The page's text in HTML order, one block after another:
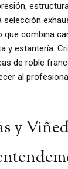
selección
que combina
y estantería.
de roble
al
y